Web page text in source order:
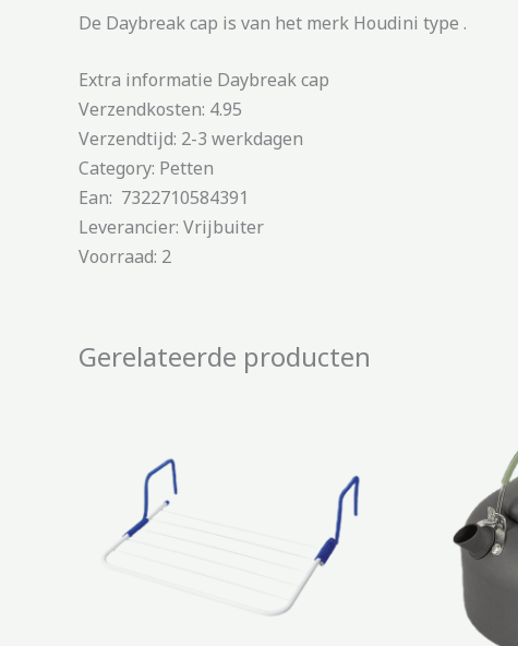
De Daybreak cap is van het merk Houdini type .
Extra informatie Daybreak cap
Verzendkosten: 4.95
Verzendtijd: 2-3 werkdagen
Category: Petten
Ean: 7322710584391
Leverancier: Vrijbuiter
Voorraad: 2
Gerelateerde producten